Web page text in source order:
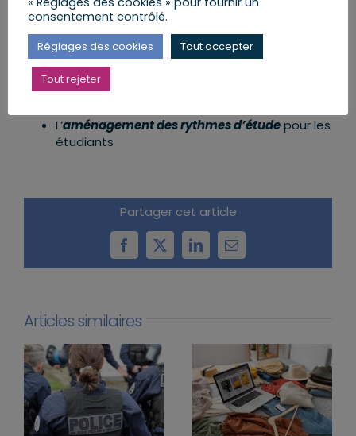
solutions de répit
Épaulerles jeunes aidants
La sensibilisation des personnels de l’Éducation
nationale, pour
aidants
L’aménagement des rythmes d’étudepour les
étudiants
Partager cet article
Facebook
X LinkedInEmail
Articles similaires
consentement contrôlé.
Réglages des cookies Tout accepter
Tout rejeter